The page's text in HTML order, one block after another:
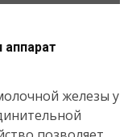
аппарат
железы у